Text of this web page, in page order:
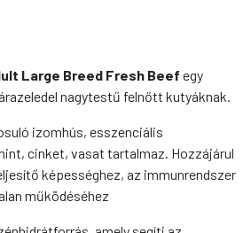
Large Breed Fresh Beefegy
nagytestű felnőtt kutyáknak.
izomhús, esszenciális
cinket, vasat tartalmaz. Hozzájárul
képességhez, az immunrendszer
működéséhez